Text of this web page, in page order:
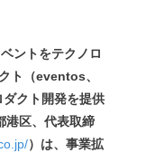
ントをテクノロ
ト（eventos、
クト開発を提供
港区、代表取締
）は、事業拡